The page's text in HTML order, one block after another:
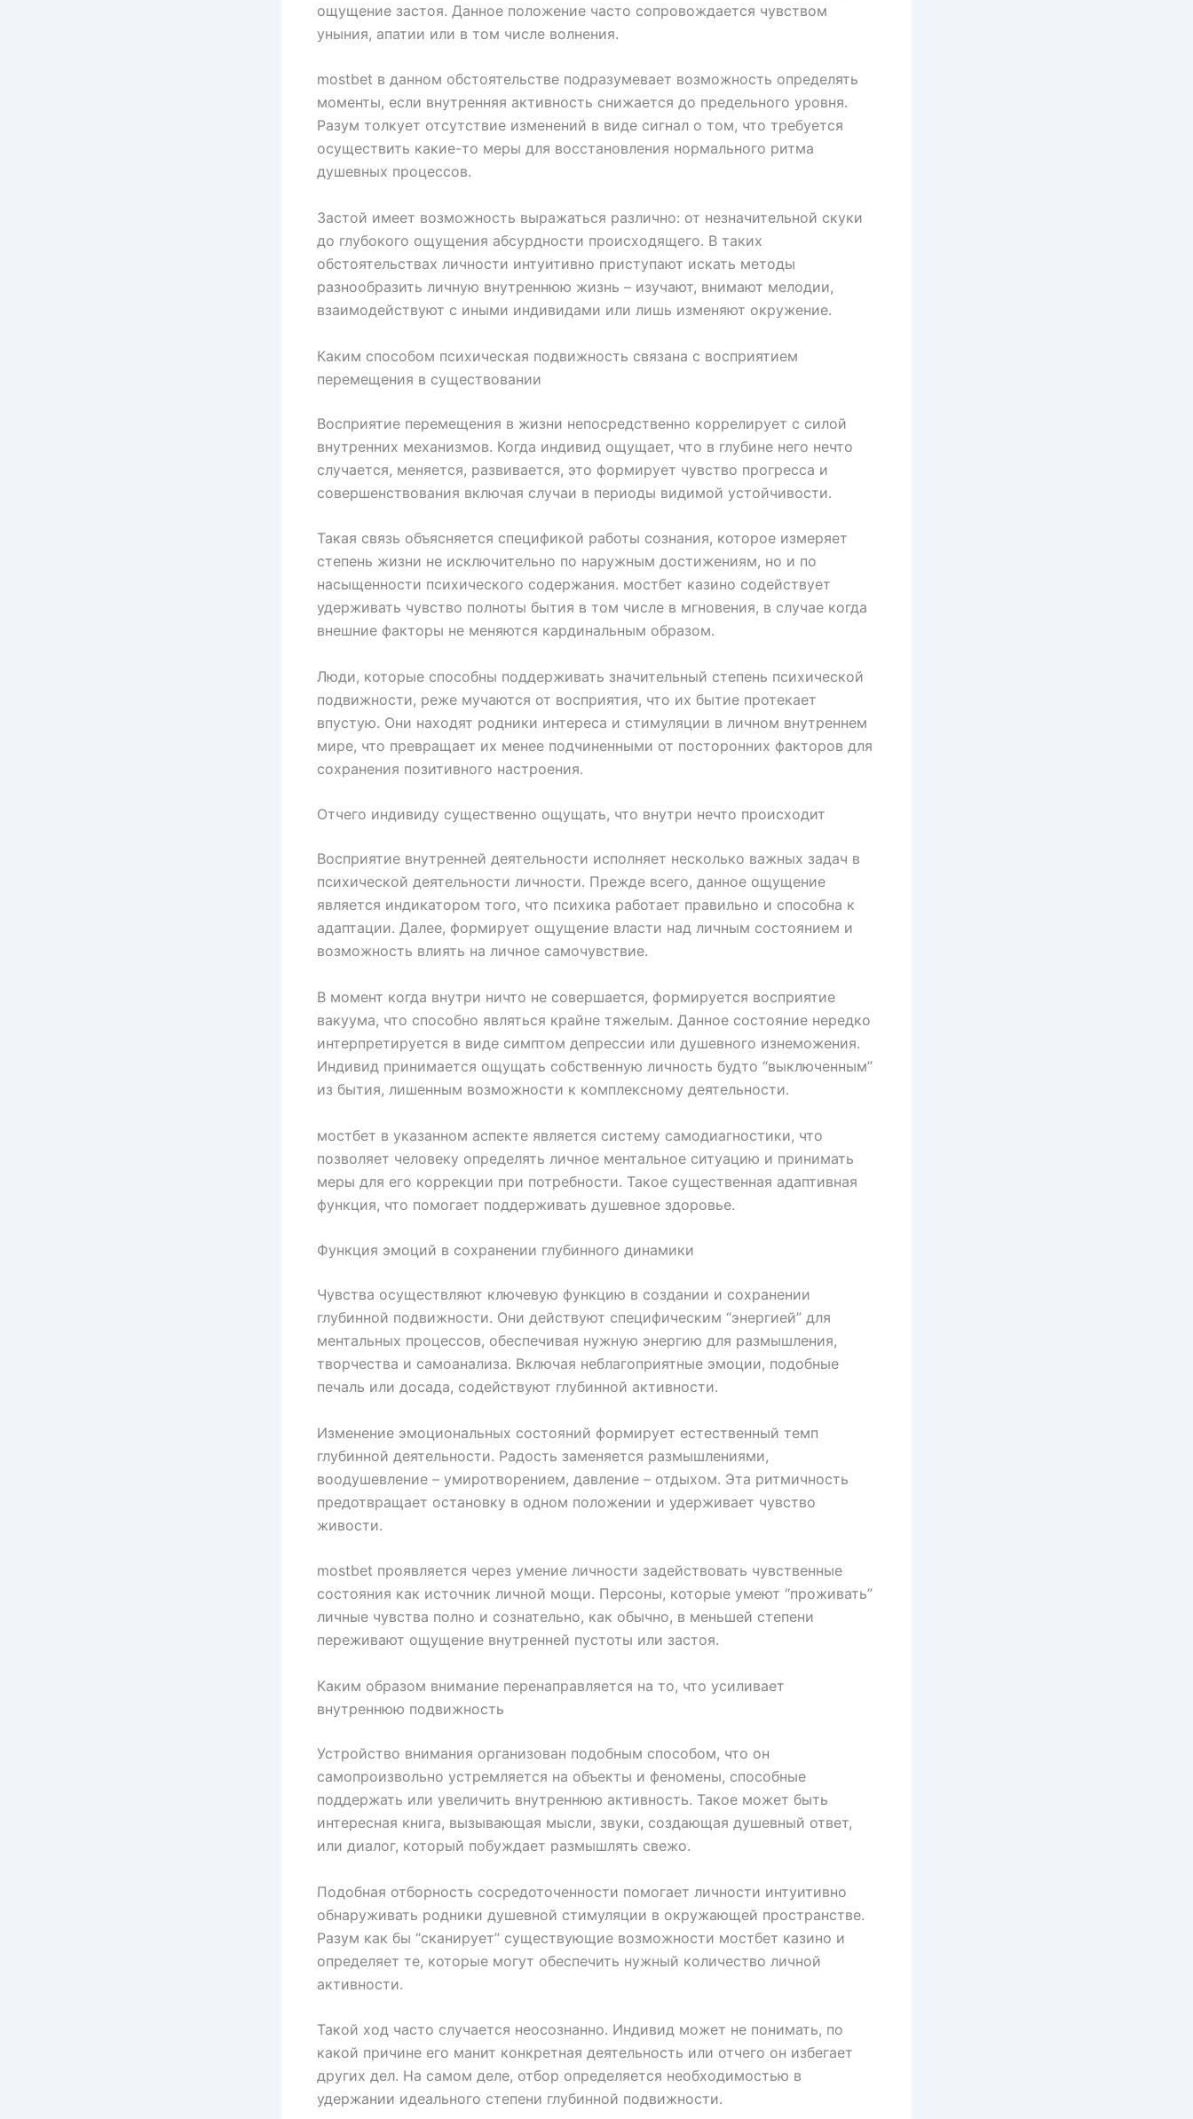
ощущение застоя. Данное положение часто сопровождается чувством
уныния, апатии или в том числе волнения.
mostbet в данном обстоятельстве подразумевает возможность определять
моменты, если внутренняя активность снижается до предельного уровня.
Разум толкует отсутствие изменений в виде сигнал о том, что требуется
осуществить какие-то меры для восстановления нормального ритма
душевных процессов.
Застой имеет возможность выражаться различно: от незначительной скуки
до глубокого ощущения абсурдности происходящего. В таких
обстоятельствах личности интуитивно приступают искать методы
разнообразить личную внутреннюю жизнь – изучают, внимают мелодии,
взаимодействуют с иными индивидами или лишь изменяют окружение.
Каким способом психическая подвижность связана с восприятием
перемещения в существовании
Восприятие перемещения в жизни непосредственно коррелирует с силой
внутренних механизмов. Когда индивид ощущает, что в глубине него нечто
случается, меняется, развивается, это формирует чувство прогресса и
совершенствования включая случаи в периоды видимой устойчивости.
Такая связь объясняется спецификой работы сознания, которое измеряет
степень жизни не исключительно по наружным достижениям, но и по
насыщенности психического содержания. мостбет казино содействует
удерживать чувство полноты бытия в том числе в мгновения, в случае когда
внешние факторы не меняются кардинальным образом.
Люди, которые способны поддерживать значительный степень психической
подвижности, реже мучаются от восприятия, что их бытие протекает
впустую. Они находят родники интереса и стимуляции в личном внутреннем
мире, что превращает их менее подчиненными от посторонних факторов для
сохранения позитивного настроения.
Отчего индивиду существенно ощущать, что внутри нечто происходит
Восприятие внутренней деятельности исполняет несколько важных задач в
психической деятельности личности. Прежде всего, данное ощущение
является индикатором того, что психика работает правильно и способна к
адаптации. Далее, формирует ощущение власти над личным состоянием и
возможность влиять на личное самочувствие.
В момент когда внутри ничто не совершается, формируется восприятие
вакуума, что способно являться крайне тяжелым. Данное состояние нередко
интерпретируется в виде симптом депрессии или душевного изнеможения.
Индивид принимается ощущать собственную личность будто “выключенным”
из бытия, лишенным возможности к комплексному деятельности.
мостбет в указанном аспекте является систему самодиагностики, что
позволяет человеку определять личное ментальное ситуацию и принимать
меры для его коррекции при потребности. Такое существенная адаптивная
функция, что помогает поддерживать душевное здоровье.
Функция эмоций в сохранении глубинного динамики
Чувства осуществляют ключевую функцию в создании и сохранении
глубинной подвижности. Они действуют специфическим “энергией” для
ментальных процессов, обеспечивая нужную энергию для размышления,
творчества и самоанализа. Включая неблагоприятные эмоции, подобные
печаль или досада, содействуют глубинной активности.
Изменение эмоциональных состояний формирует естественный темп
глубинной деятельности. Радость заменяется размышлениями,
воодушевление – умиротворением, давление – отдыхом. Эта ритмичность
предотвращает остановку в одном положении и удерживает чувство
живости.
mostbet проявляется через умение личности задействовать чувственные
состояния как источник личной мощи. Персоны, которые умеют “проживать”
личные чувства полно и сознательно, как обычно, в меньшей степени
переживают ощущение внутренней пустоты или застоя.
Каким образом внимание перенаправляется на то, что усиливает
внутреннюю подвижность
Устройство внимания организован подобным способом, что он
самопроизвольно устремляется на объекты и феномены, способные
поддержать или увеличить внутреннюю активность. Такое может быть
интересная книга, вызывающая мысли, звуки, создающая душевный ответ,
или диалог, который побуждает размышлять свежо.
Подобная отборность сосредоточенности помогает личности интуитивно
обнаруживать родники душевной стимуляции в окружающей пространстве.
Разум как бы “сканирует” существующие возможности мостбет казино и
определяет те, которые могут обеспечить нужный количество личной
активности.
Такой ход часто случается неосознанно. Индивид может не понимать, по
какой причине его манит конкретная деятельность или отчего он избегает
других дел. На самом деле, отбор определяется необходимостью в
удержании идеального степени глубинной подвижности.